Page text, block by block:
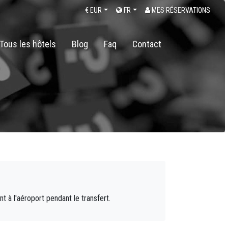
MES RÉSERVATIONS
FR
€ EUR
Tous les hôtels Blog Faq Contact
à l'aéroport pendant le transfert.